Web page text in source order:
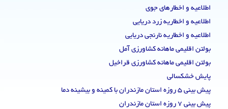
اطلاعیه و اخطارهای جوی
اطلاعیه و اخطاریه زرد دریایی
اطلاعیه و اخطاریه نارنجی دریایی
بولتن اقلیمی ماهانه کشاورزی آمل
بولتن اقلیمی ماهانه کشاورزی قراخیل
پایش خشکسالی
پیش بینی 5 روزه استان مازندران با کمینه و بیشینه دما
پیش بینی 7 روزه استان مازندران